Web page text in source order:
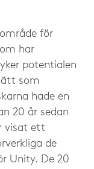
för
har
potentialen
som
hade en
20 år sedan
visat ett
de
Unity. De 20